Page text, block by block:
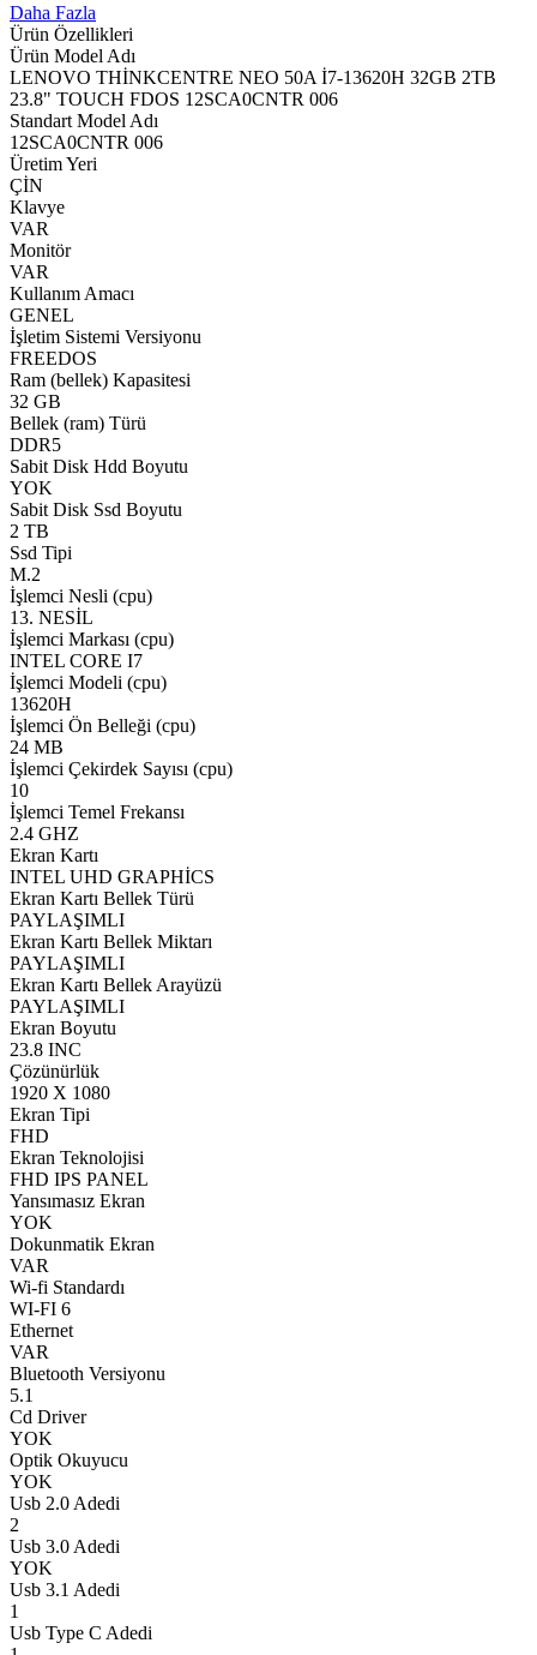
Daha Fazla
Ürün Özellikleri
Ürün Model Adı
LENOVO THİNKCENTRE NEO 50A İ7-13620H 32GB 2TB
23.8" TOUCH FDOS 12SCA0CNTR 006
Standart Model Adı
12SCA0CNTR 006
Üretim Yeri
ÇİN
Klavye
VAR
Monitör
VAR
Kullanım Amacı
GENEL
İşletim Sistemi Versiyonu
FREEDOS
Ram (bellek) Kapasitesi
32 GB
Bellek (ram) Türü
DDR5
Sabit Disk Hdd Boyutu
YOK
Sabit Disk Ssd Boyutu
2 TB
Ssd Tipi
M.2
İşlemci Nesli (cpu)
13. NESİL
İşlemci Markası (cpu)
INTEL CORE I7
İşlemci Modeli (cpu)
13620H
İşlemci Ön Belleği (cpu)
24 MB
İşlemci Çekirdek Sayısı (cpu)
10
İşlemci Temel Frekansı
2.4 GHZ
Ekran Kartı
INTEL UHD GRAPHİCS
Ekran Kartı Bellek Türü
PAYLAŞIMLI
Ekran Kartı Bellek Miktarı
PAYLAŞIMLI
Ekran Kartı Bellek Arayüzü
PAYLAŞIMLI
Ekran Boyutu
23.8 INC
Çözünürlük
1920 X 1080
Ekran Tipi
FHD
Ekran Teknolojisi
FHD IPS PANEL
Yansımasız Ekran
YOK
Dokunmatik Ekran
VAR
Wi-fi Standardı
WI-FI 6
Ethernet
VAR
Bluetooth Versiyonu
5.1
Cd Driver
YOK
Optik Okuyucu
YOK
Usb 2.0 Adedi
2
Usb 3.0 Adedi
YOK
Usb 3.1 Adedi
1
Usb Type C Adedi